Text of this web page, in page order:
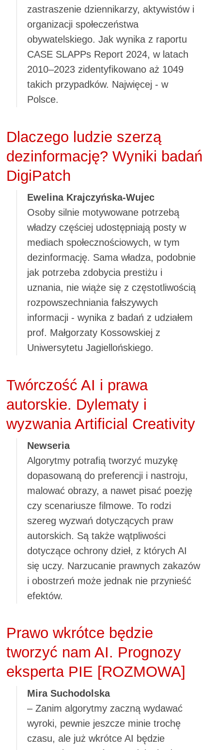
zastraszenie dziennikarzy, aktywistów i
organizacji społeczeństwa
obywatelskiego. Jak wynika z raportu
CASE SLAPPs Report 2024, w latach
2010–2023 zidentyfikowano aż 1049
takich przypadków. Najwięcej - w
Polsce.
Dlaczego ludzie szerzą
dezinformację? Wyniki badań
DigiPatch
Ewelina Krajczyńska-Wujec
Osoby silnie motywowane potrzebą
władzy częściej udostępniają posty w
mediach społecznościowych, w tym
dezinformację. Sama władza, podobnie
jak potrzeba zdobycia prestiżu i
uznania, nie wiąże się z częstotliwością
rozpowszechniania fałszywych
informacji - wynika z badań z udziałem
prof. Małgorzaty Kossowskiej z
Uniwersytetu Jagiellońskiego.
Twórczość AI i prawa
autorskie. Dylematy i
wyzwania Artificial Creativity
Newseria
Algorytmy potrafią tworzyć muzykę
dopasowaną do preferencji i nastroju,
malować obrazy, a nawet pisać poezję
czy scenariusze filmowe. To rodzi
szereg wyzwań dotyczących praw
autorskich. Są także wątpliwości
dotyczące ochrony dzieł, z których AI
się uczy. Narzucanie prawnych zakazów
i obostrzeń może jednak nie przynieść
efektów.
Prawo wkrótce będzie
tworzyć nam AI. Prognozy
eksperta PIE [ROZMOWA]
Mira Suchodolska
– Zanim algorytmy zaczną wydawać
wyroki, pewnie jeszcze minie trochę
czasu, ale już wkrótce AI będzie